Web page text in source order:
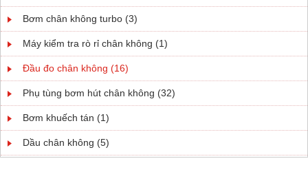
Bơm chân không turbo (3)
Máy kiểm tra rò rỉ chân không (1)
Đầu đo chân không (16)
Phụ tùng bơm hút chân không (32)
Bơm khuếch tán (1)
Dầu chân không (5)